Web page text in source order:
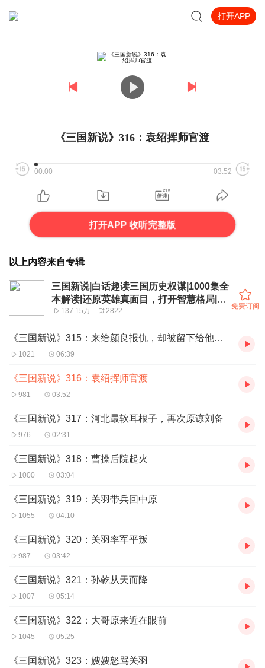
打开APP
《三国新说》316：袁绍挥师官渡
00:00 03:52
打开APP 收听完整版
以上内容来自专辑
三国新说|白话趣读三国历史权谋|1000集全
本解读|还原英雄真面目，打开智慧格局|曹
操诸葛亮
137.15万 2822
免费订阅
《三国新说》315：来给颜良报仇，却被留下给他作伴
1021 06:39
《三国新说》316：袁绍挥师官渡
981 03:52
《三国新说》317：河北最软耳根子，再次原谅刘备
976 02:31
《三国新说》318：曹操后院起火
1000 03:04
《三国新说》319：关羽带兵回中原
1055 04:10
《三国新说》320：关羽率军平叛
987 03:42
《三国新说》321：孙乾从天而降
1007 05:14
《三国新说》322：大哥原来近在眼前
1045 05:25
《三国新说》323：嫂嫂怒骂关羽